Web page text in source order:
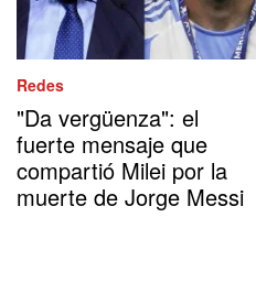
Redes
"Da vergüenza": el
fuerte mensaje que
compartió Milei por la
muerte de Jorge Messi